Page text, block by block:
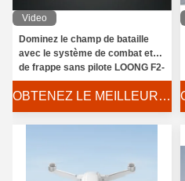
Video
Dominez le champ de bataille
avec le système de combat et
de frappe sans pilote LOONG F2-
10
OBTENEZ LE MEILLEUR PRIX